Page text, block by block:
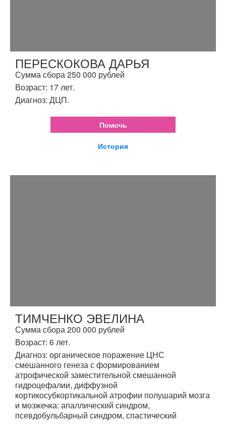
ПЕРЕСКОКОВА ДАРЬЯ
Сумма сбора 250 000 рублей
Возраст: 17 лет.
Диагноз: ДЦП.
Помочь
История
ТИМЧЕНКО ЭВЕЛИНА
Сумма сбора 200 000 рублей
Возраст: 6 лет.
Диагноз: органическое поражение ЦНС
смешанного генеза с формированием
атрофической заместительной смешанной
гидроцефалии, диффузной
кортикосубкортикальной атрофии полушарий мозга
и мозжечка: апаллический синдром,
псевдобульбарный синдром, спастический